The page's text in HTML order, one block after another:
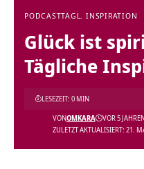
PODCASTTÄGL. INSPIRATION
Glück ist
Tägliche
ZULETZT AKTUALISIERT: 21.
VONOMKARA VOR 5
LESEZEIT: 0 MIN